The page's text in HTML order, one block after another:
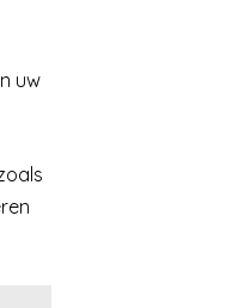
uw